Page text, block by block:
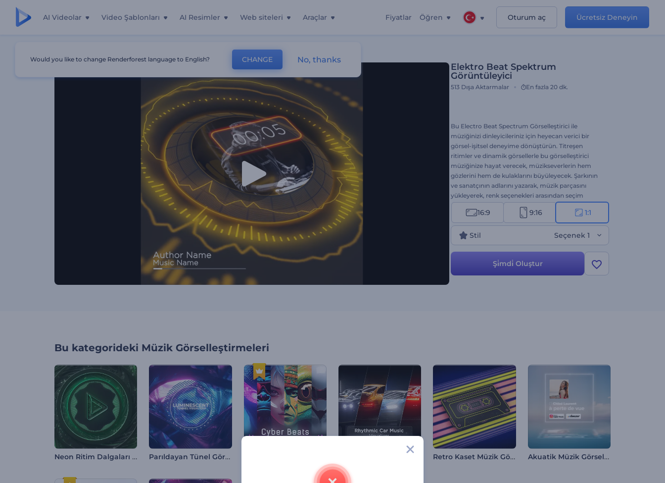
AI Videolar Video Şablonları AI Resimler Web siteleri Araçlar Fiyatlar Öğren Oturum aç Ücretsiz Deneyin
Elektro Beat Spektrum
Görüntüleyici
513 Dışa Aktarmalar En fazla 20 dk.
Bu Electro Beat Spectrum Görselleştirici ile
müziğinizi dinleyicileriniz için heyecan verici bir
görsel-işitsel deneyime dönüştürün. Titreşen
ritimler ve dinamik görsellerle bu görselleştirici
müziğinize hayat verecek, müzikseverlerin hem
gözlerini hem de kulaklarını büyüleyecek. Şarkının
ve sanatçının adlarını yazarak, müzik parçasını
yükleyerek, renk seçenekleri arasından seçim
yaparak bu şablonu benzersiz bir şekilde kendinize
ait hale getirin ve işlemi tamamlayın. Müzik
videoları, canlı performanslar ve sosyal medyadaki
müzik tanıtımları için mükemmel olan bu özellik,
parçalarınızı sergilemenin benzersiz bir yolunu
sunar. Bu gün başlayacağım!
16:9 9:16 1:1
Stil Seçenek 1
Şi̇mdi̇ Oluştur
Bu kategorideki Müzik Görselleştirmeleri
Neon Ritim Dalgaları Görselleştirici Parıldayan Tünel Görselleştirici Retro Kaset Müzik Görselleştirici Akuatik Müzik Görselleştirici
Would you like to change Renderforest language to English? CHANGE No, thanks